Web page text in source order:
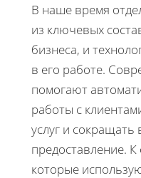
В наше время
из ключевых
бизнеса, и
в его работе.
помогают
работы с
услуг и сокращать
предоставление.
которые